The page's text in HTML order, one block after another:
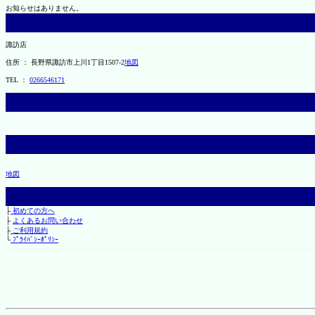
お知らせはありません。
諏訪店
住所 ： 長野県諏訪市上川1丁目1507-2地図
TEL ： 0266546171
地図
├初めての方へ
├ よくあるお問い合わせ
├ご利用規約
└ﾌﾟﾗｲﾊﾞｼｰﾎﾟﾘｼｰ